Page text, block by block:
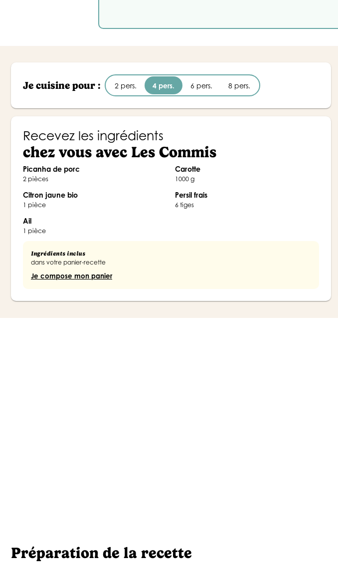
Je cuisine pour : 2 pers. 4 pers. 6 pers. 8 pers.
Recevez les ingrédients
chez vous avec Les Commis
Picanha de porc
2 pièces
carotte
1000 g
citron jaune bio
1 pièce
persil frais
6 tiges
ail
1 pièce
Ingrédients inclus
dans votre panier-recette
Je compose mon panier
Préparation de la recette